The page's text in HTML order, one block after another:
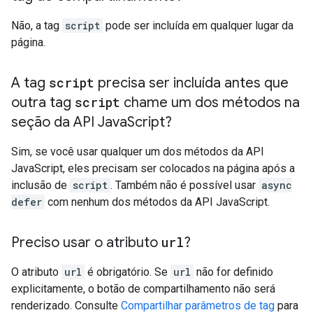
Não, a tag script pode ser incluída em qualquer lugar da
página.
A tag script precisa ser incluída antes que
outra tag script chame um dos métodos na
seção da API JavaScript?
Sim, se você usar qualquer um dos métodos da API
JavaScript, eles precisam ser colocados na página após a
inclusão de script . Também não é possível usar async
defer com nenhum dos métodos da API JavaScript.
Preciso usar o atributo url?
O atributo url é obrigatório. Se url não for definido
explicitamente, o botão de compartilhamento não será
renderizado. Consulte Compartilhar parâmetros de tag para